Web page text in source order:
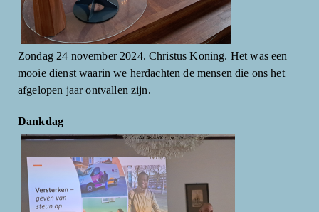
Zondag 24 november 2024. Christus Koning. Het was een
mooie dienst waarin we herdachten de mensen die ons het
afgelopen jaar ontvallen zijn.
Dankdag